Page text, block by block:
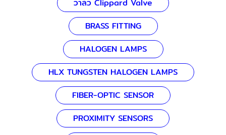
วาล์ว Clippard Valve
BRASS FITTING
HALOGEN LAMPS
HLX TUNGSTEN HALOGEN LAMPS
FIBER-OPTIC SENSOR
PROXIMITY SENSORS